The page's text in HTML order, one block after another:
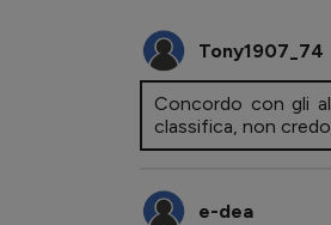
Tony1907_74
Concordo con gli
classifica, non
e-dea